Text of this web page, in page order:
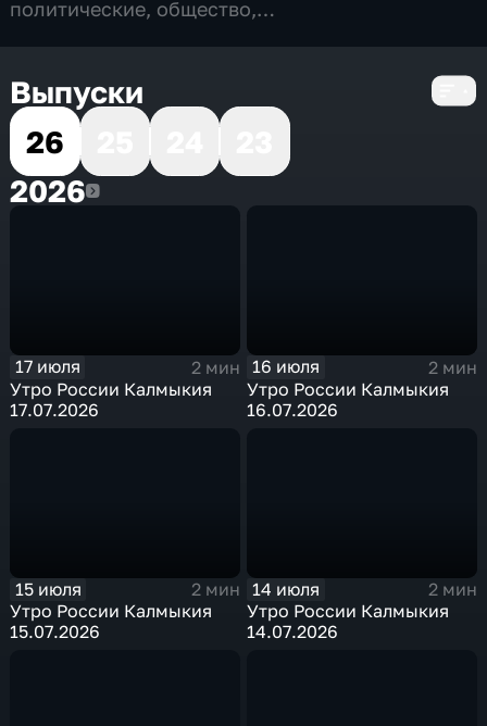
политические, общество,
Выпуски
26
20262026
17 июля
2 мин
Утро России Калмыкия
17.07.2026
16 июля
2 мин
Утро России Калмыкия
16.07.2026
15 июля
2 мин
Утро России Калмыкия
15.07.2026
14 июля
2 мин
Утро России Калмыкия
14.07.2026